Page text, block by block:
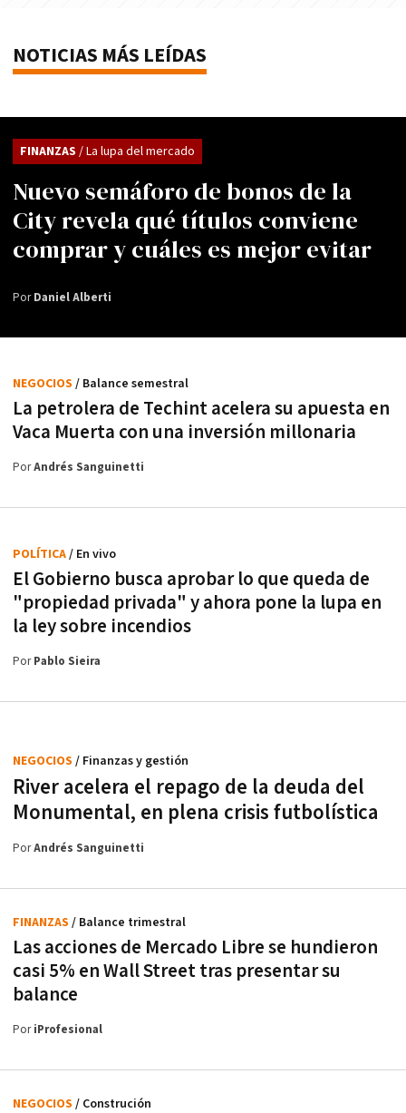
NOTICIAS MÁS LEÍDAS
Nuevo semáforo de bonos de la
City revela qué títulos conviene
comprar y cuáles es mejor evitar
FINANZAS / La lupa del mercado
PorDaniel Alberti
La petrolera de Techint acelera su apuesta en
Vaca Muerta con una inversión millonaria
NEGOCIOS / Balance semestral
PorAndrés Sanguinetti
El Gobierno busca aprobar lo que queda de
"propiedad privada" y ahora pone la lupa en
la ley sobre incendios
POLÍTICA/ En vivo
PorPablo Sieira
River acelera el repago de la deuda del
Monumental, en plena crisis futbolística
NEGOCIOS / Finanzas y gestión
PorAndrés Sanguinetti
Las acciones de Mercado Libre se hundieron
casi 5% en Wall Street tras presentar su
balance
FINANZAS / Balance trimestral
PoriProfesional
NEGOCIOS / Construción